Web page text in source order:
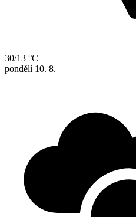
30/13 °C
pondělí 10. 8.